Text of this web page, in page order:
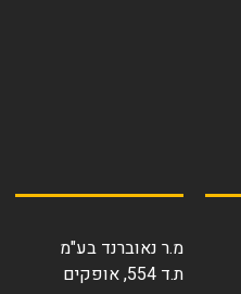
מ.ר נאוברנד בע"מ
ת.ד 554, אופקים